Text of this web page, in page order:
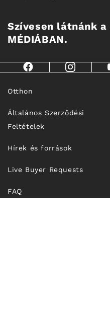
Szívesen látnánk a
MÉDIÁBAN.
Otthon
Általános Szerződési
Feltételek
Hírek és források
Live Buyer Requests
FAQ